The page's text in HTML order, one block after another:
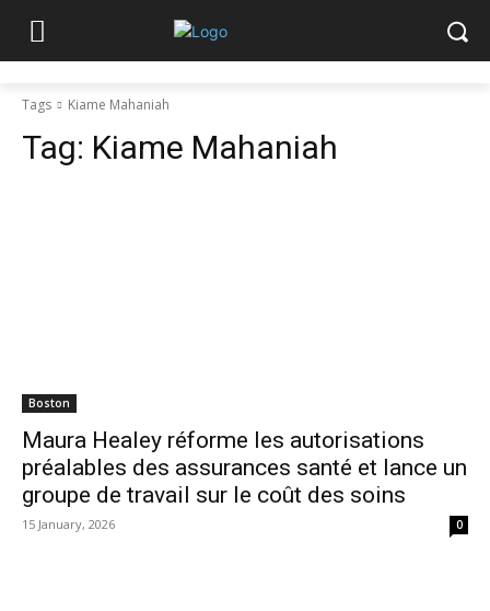
Tags Kiame Mahaniah
Tag: Kiame Mahaniah
Boston
Maura Healey réforme les autorisations
préalables des assurances santé et lance un
groupe de travail sur le coût des soins
15 January, 2026 0